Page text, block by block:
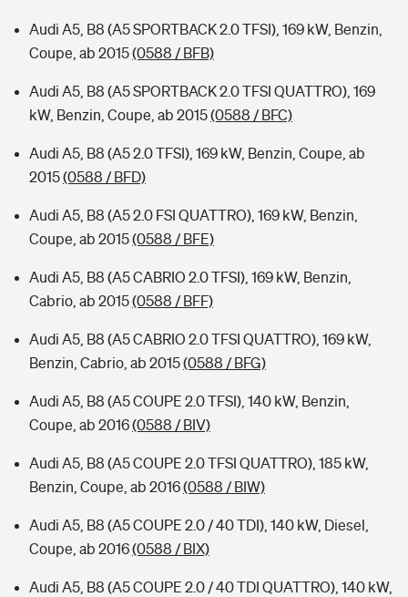
Audi A5, B8 (A5 SPORTBACK 2.0 TFSI), 169 kW, Benzin,
Coupe, ab 2015(0588 / BFB)
Audi A5, B8 (A5 SPORTBACK 2.0 TFSI QUATTRO), 169
kW, Benzin, Coupe, ab 2015(0588 / BFC)
Audi A5, B8 (A5 2.0 TFSI), 169 kW, Benzin, Coupe, ab
2015(0588 / BFD)
Audi A5, B8 (A5 2.0 FSI QUATTRO), 169 kW, Benzin,
Coupe, ab 2015(0588 / BFE)
Audi A5, B8 (A5 CABRIO 2.0 TFSI), 169 kW, Benzin,
Cabrio, ab 2015(0588 / BFF)
Audi A5, B8 (A5 CABRIO 2.0 TFSI QUATTRO), 169 kW,
Benzin, Cabrio, ab 2015(0588 / BFG)
Audi A5, B8 (A5 COUPE 2.0 TFSI), 140 kW, Benzin,
Coupe, ab 2016(0588 / BIV)
Audi A5, B8 (A5 COUPE 2.0 TFSI QUATTRO), 185 kW,
Benzin, Coupe, ab 2016(0588 / BIW)
Audi A5, B8 (A5 COUPE 2.0 / 40 TDI), 140 kW, Diesel,
Coupe, ab 2016(0588 / BIX)
Audi A5, B8 (A5 COUPE 2.0 / 40 TDI QUATTRO), 140 kW,